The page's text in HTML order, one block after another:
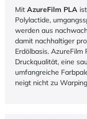
Mit AzureFilm PLA
Polylactide,
werden aus
damit nachhaltiger
Erdölbasis.
Druckqualität, eine
umfangreiche
neigt nicht zu